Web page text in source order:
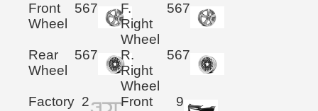
Front
Wheel
567
F.
Right
Wheel
567
Rear
Wheel
567
R.
Right
Wheel
567
Factory 2
Front
9